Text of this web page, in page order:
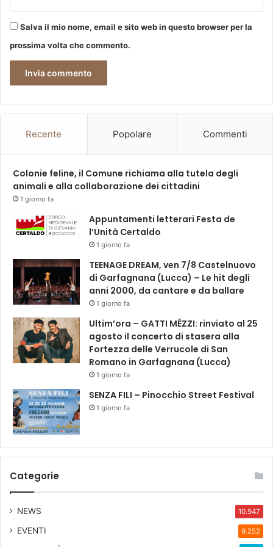
t
i
Salva il mio nome, email e sito web in questo browser per la
prossima volta che commento.
Recente Popolare Commenti
Colonie feline, il Comune richiama alla tutela degli
animali e alla collaborazione dei cittadini
1 giorno fa
Appuntamenti letterari Festa de
l’Unità Certaldo
1 giorno fa
TEENAGE DREAM, ven 7/8 Castelnuovo
di Garfagnana (Lucca) – Le hit degli
anni 2000, da cantare e da ballare
1 giorno fa
Ultim’ora – GATTI MÉZZI: rinviato al 25
agosto il concerto di stasera alla
Fortezza delle Verrucole di San
Romano in Garfagnana (Lucca)
1 giorno fa
SENZA FILI – Pinocchio Street Festival
1 giorno fa
Categorie
NEWS 10.947
EVENTI 9.252